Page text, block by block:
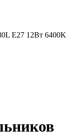
E27 12Вт 6400K